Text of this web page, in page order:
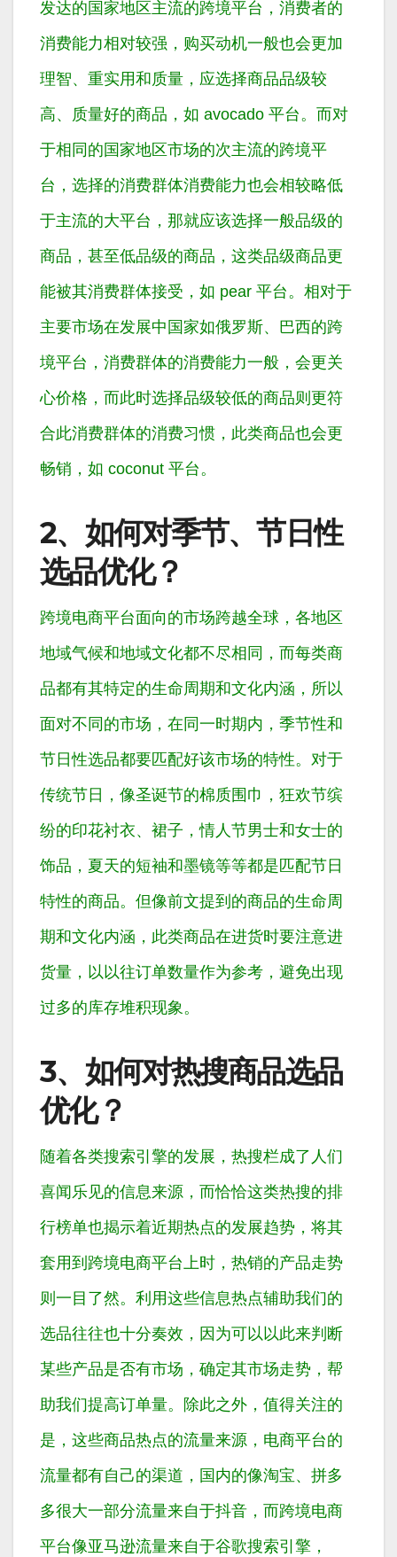
发达的国家地区主流的跨境平台，消费者的
消费能力相对较强，购买动机一般也会更加
理智、重实用和质量，应选择商品品级较
高、质量好的商品，如 avocado 平台。而对
于相同的国家地区市场的次主流的跨境平
台，选择的消费群体消费能力也会相较略低
于主流的大平台，那就应该选择一般品级的
商品，甚至低品级的商品，这类品级商品更
能被其消费群体接受，如 pear 平台。相对于
主要市场在发展中国家如俄罗斯、巴西的跨
境平台，消费群体的消费能力一般，会更关
心价格，而此时选择品级较低的商品则更符
合此消费群体的消费习惯，此类商品也会更
畅销，如 coconut 平台。
2、如何对季节、节日性
选品优化？
跨境电商平台面向的市场跨越全球，各地区
地域气候和地域文化都不尽相同，而每类商
品都有其特定的生命周期和文化内涵，所以
面对不同的市场，在同一时期内，季节性和
节日性选品都要匹配好该市场的特性。对于
传统节日，像圣诞节的棉质围巾，狂欢节缤
纷的印花衬衣、裙子，情人节男士和女士的
饰品，夏天的短袖和墨镜等等都是匹配节日
特性的商品。但像前文提到的商品的生命周
期和文化内涵，此类商品在进货时要注意进
货量，以以往订单数量作为参考，避免出现
过多的库存堆积现象。
3、如何对热搜商品选品
优化？
随着各类搜索引擎的发展，热搜栏成了人们
喜闻乐见的信息来源，而恰恰这类热搜的排
行榜单也揭示着近期热点的发展趋势，将其
套用到跨境电商平台上时，热销的产品走势
则一目了然。利用这些信息热点辅助我们的
选品往往也十分奏效，因为可以以此来判断
某些产品是否有市场，确定其市场走势，帮
助我们提高订单量。除此之外，值得关注的
是，这些商品热点的流量来源，电商平台的
流量都有自己的渠道，国内的像淘宝、拼多
多很大一部分流量来自于抖音，而跨境电商
平台像亚马逊流量来自于谷歌搜索引擎，